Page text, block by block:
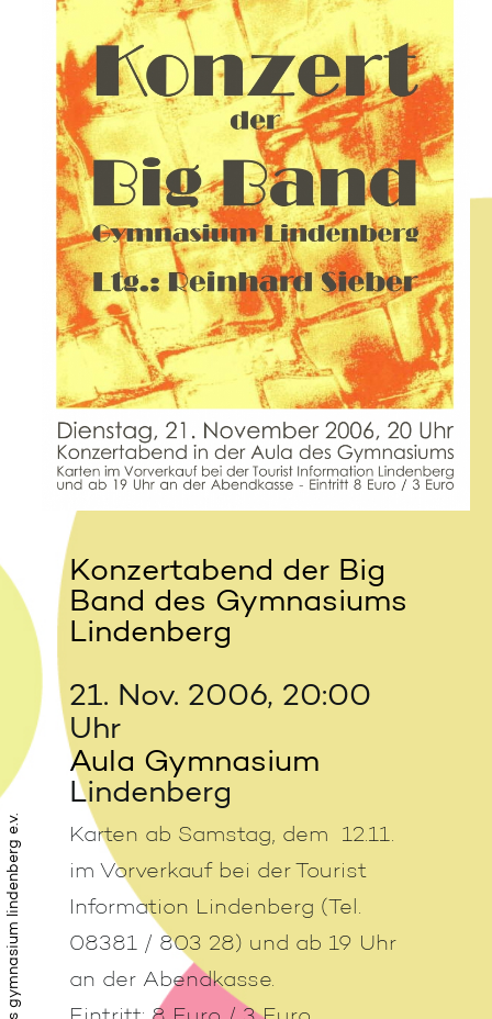
Konzertabend der Big
Band des Gymnasiums
Lindenberg
21. Nov. 2006, 20:00
Uhr
Aula Gymnasium
Lindenberg
Karten ab Samstag, dem 12.11.
im Vorverkauf bei der Tourist
Information Lindenberg (Tel.
08381 / 803 28) und ab 19 Uhr
an der Abendkasse.
förderkreis gymnasium lindenberg e.v.